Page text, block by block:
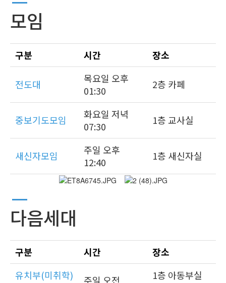
모임
구분 시간 장소
전도대
목요일 오후
01:30
2층 카페
중보기도모임
화요일 저녁
07:30
1층 교사실
새신자모임
주일 오후
12:40
1층 새신자실
다음세대
구분 시간
장소
유치부(미취학)
주일 오전 1층 아동부실